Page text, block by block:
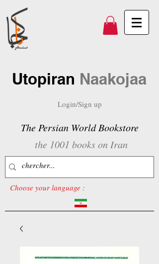
Utopiran Naakojaa
Login/Sign up
The Persian World Bookstore
the 1001 books on Iran
Choose your language :